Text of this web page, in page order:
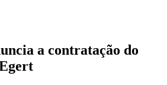
a contratação do